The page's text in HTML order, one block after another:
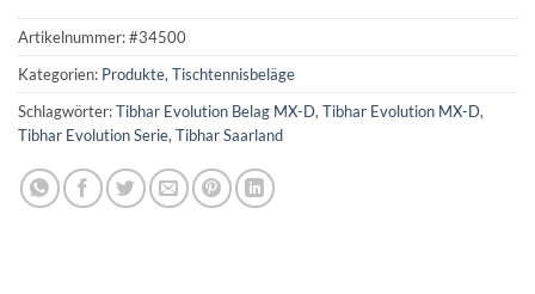
Artikelnummer:#34500
Kategorien: Produkte, Tischtennisbeläge
Schlagwörter:Tibhar Evolution Belag MX-D, Tibhar Evolution MX-D,
Tibhar Evolution Serie, Tibhar Saarland